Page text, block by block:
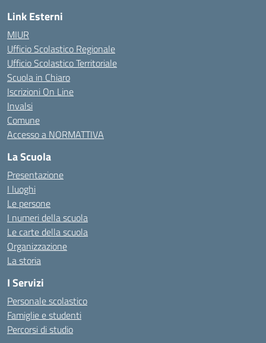
Link Esterni
MIUR
Ufficio Scolastico Regionale
Ufficio Scolastico Territoriale
Scuola in Chiaro
Iscrizioni On Line
Invalsi
Comune
Accesso a NORMATTIVA
La Scuola
Presentazione
I luoghi
Le persone
I numeri della scuola
Le carte della scuola
Organizzazione
La storia
I Servizi
Personale scolastico
Famiglie e studenti
Percorsi di studio